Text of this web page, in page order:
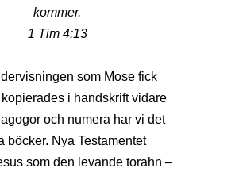
kommer.
1 Tim 4:13
som Mose fick
i handskrift vidare
och numera har vi det
böcker. Nya Testamentet
som den levande torahn –